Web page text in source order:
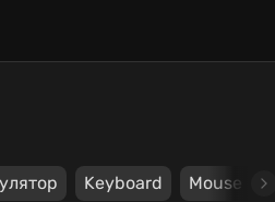
Keyboard Mouse